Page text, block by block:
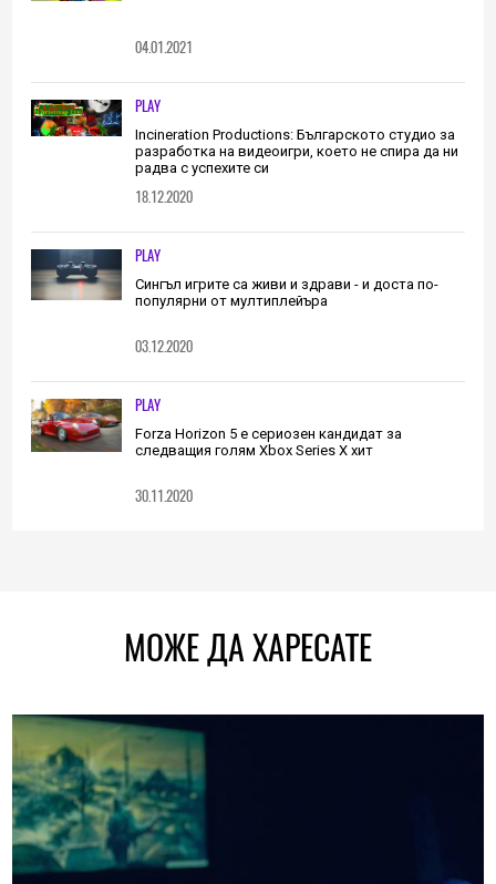
04.01.2021
PLAY
Incineration Productions: Българското студио за
разработка на видеоигри, което не спира да ни
радва с успехите си
18.12.2020
PLAY
Сингъл игрите са живи и здрави - и доста по-
популярни от мултиплейъра
03.12.2020
PLAY
Forza Horizon 5 е сериозен кандидат за
следващия голям Xbox Series X хит
30.11.2020
МОЖЕ ДА ХАРЕСАТЕ